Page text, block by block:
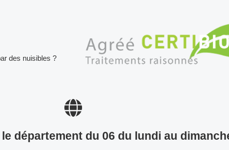
des nuisibles ?
département du 06 du lundi au